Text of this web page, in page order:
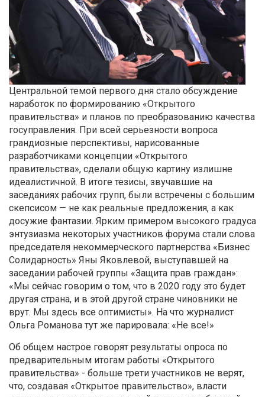
Центральной темой первого дня стало обсуждение
наработок по формированию «Открытого
правительства» и планов по преобразованию качества
госуправления. При всей серьезности вопроса
грандиозные перспективы, нарисованные
разработчиками концепции «Открытого
правительства», сделали общую картину излишне
идеалистичной. В итоге тезисы, звучавшие на
заседаниях рабочих групп, были встречены с большим
скепсисом — не как реальные предложения, а как
досужие фантазии. Ярким примером высокого градуса
энтузиазма некоторых участников форума стали слова
председателя некоммерческого партнерства «Бизнес
Солидарность» Яны Яковлевой, выступавшей на
заседании рабочей группы «Защита прав граждан»:
«Мы сейчас говорим о том, что в 2020 году это будет
другая страна, и в этой другой стране чиновники не
врут. Мы здесь все оптимисты». На что журналист
Ольга Романова тут же парировала: «Не все!»
Об общем настрое говорят результаты опроса по
предварительным итогам работы «Открытого
правительства» - больше трети участников не верят,
что, создавая «Открытое правительство», власти